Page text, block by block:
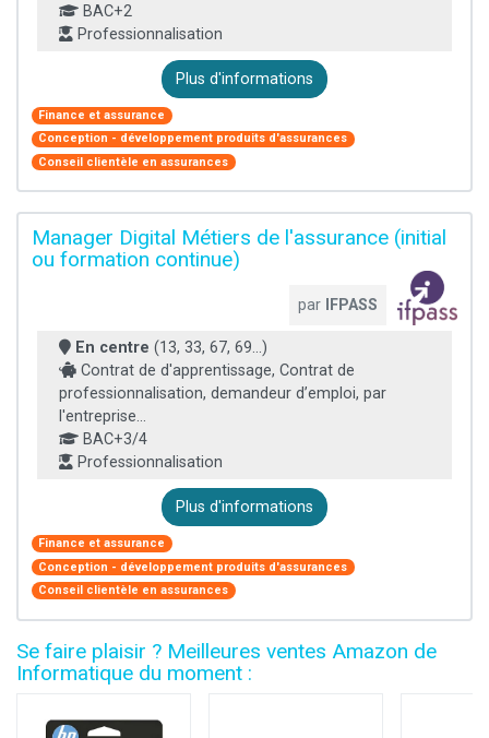
BAC+2
Professionnalisation
Plus d'informations
Finance et assurance
Conception - développement produits d'assurances
Conseil clientèle en assurances
Manager Digital Métiers de l'assurance (initial
ou formation continue)
par IFPASS
En centre (13, 33, 67, 69...)
Contrat de d'apprentissage, Contrat de
professionnalisation, demandeur d’emploi, par
l'entreprise...
BAC+3/4
Professionnalisation
Plus d'informations
Finance et assurance
Conception - développement produits d'assurances
Conseil clientèle en assurances
Se faire plaisir ? Meilleures ventes Amazon de
Informatique du moment :